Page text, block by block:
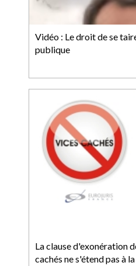
Vidéo : Le droit de se
publique
La clause d'exonération
cachés ne s'étend pas à